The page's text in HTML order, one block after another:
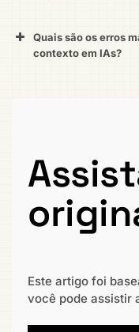
Quais são os erros
contexto em IAs?
Este artigo foi
você pode assistir